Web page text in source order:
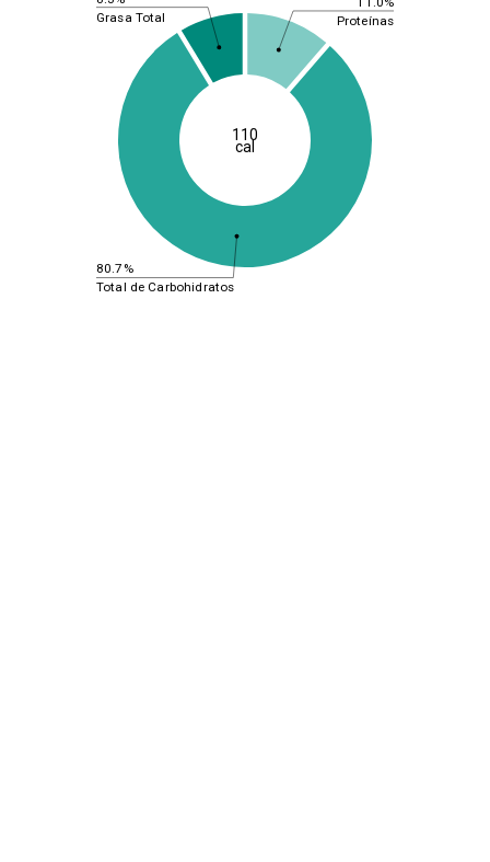
80.7%
Proteínas
Total de Carbohidratos
Grasa Total
110
cal